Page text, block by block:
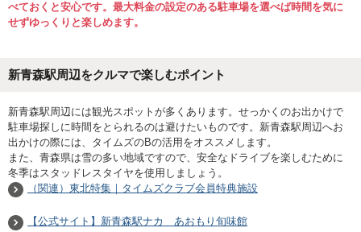
べておくと安心です。最大料金の設定のある駐車場を選べば時間を気に
せずゆっくりと楽しめます。
新青森駅周辺をクルマで楽しむポイント
新青森駅周辺には観光スポットが多くあります。せっかくのお出かけで
駐車場探しに時間をとられるのは避けたいものです。新青森駅周辺へお
出かけの際には、タイムズのBの活用をオススメします。
また、青森県は雪の多い地域ですので、安全なドライブを楽しむために
冬季はスタッドレスタイヤを使用しましょう。
（関連）東北特集｜タイムズクラブ会員特典施設
【公式サイト】新青森駅ナカ あおもり旬味館